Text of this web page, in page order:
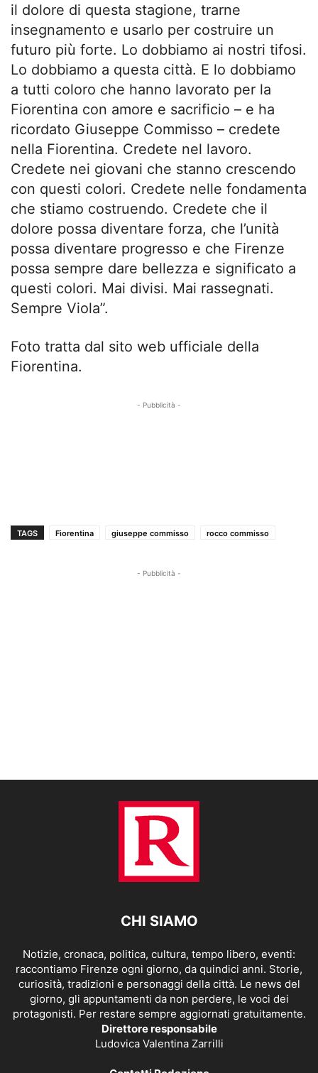
il dolore di questa stagione, trarne
insegnamento e usarlo per costruire un
futuro più forte. Lo dobbiamo ai nostri tifosi.
Lo dobbiamo a questa città. E lo dobbiamo
a tutti coloro che hanno lavorato per la
Fiorentina con amore e sacrificio – e ha
ricordato Giuseppe Commisso – credete
nella Fiorentina. Credete nel lavoro.
Credete nei giovani che stanno crescendo
con questi colori. Credete nelle fondamenta
che stiamo costruendo. Credete che il
dolore possa diventare forza, che l’unità
possa diventare progresso e che Firenze
possa sempre dare bellezza e significato a
questi colori. Mai divisi. Mai rassegnati.
Sempre Viola”.
Foto tratta dal sito web ufficiale della
Fiorentina.
- Pubblicità -
TAGS Fiorentina giuseppe commisso rocco commisso
- Pubblicità -
CHI SIAMO
Notizie, cronaca, politica, cultura, tempo libero, eventi:
raccontiamo Firenze ogni giorno, da quindici anni. Storie,
curiosità, tradizioni e personaggi della città. Le news del
giorno, gli appuntamenti da non perdere, le voci dei
protagonisti. Per restare sempre aggiornati gratuitamente.
Direttore responsabile
Ludovica Valentina Zarrilli